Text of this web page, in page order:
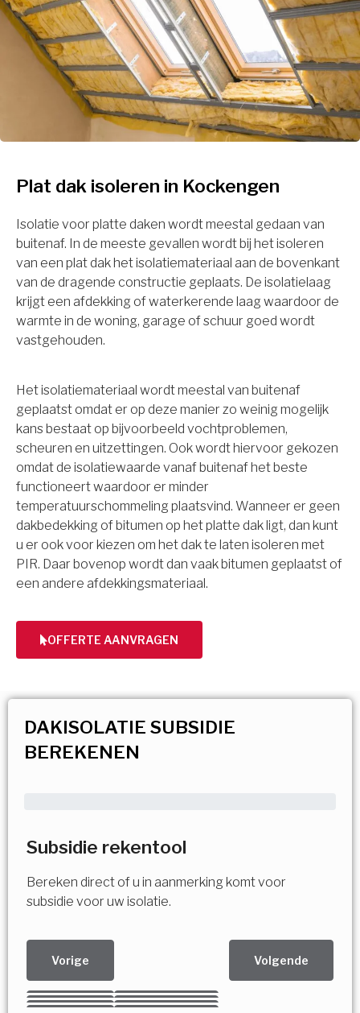
Plat dak isoleren in Kockengen
Isolatie voor platte daken wordt meestal gedaan van
buitenaf. In de meeste gevallen wordt bij het isoleren
van een plat dak het isolatiemateriaal aan de bovenkant
van de dragende constructie geplaats. De isolatielaag
krijgt een afdekking of waterkerende laag waardoor de
warmte in de woning, garage of schuur goed wordt
vastgehouden.
Het isolatiemateriaal wordt meestal van buitenaf
geplaatst omdat er op deze manier zo weinig mogelijk
kans bestaat op bijvoorbeeld vochtproblemen,
scheuren en uitzettingen. Ook wordt hiervoor gekozen
omdat de isolatiewaarde vanaf buitenaf het beste
functioneert waardoor er minder
temperatuurschommeling plaatsvind. Wanneer er geen
dakbedekking of bitumen op het platte dak ligt, dan kunt
u er ook voor kiezen om het dak te laten isoleren met
PIR. Daar bovenop wordt dan vaak bitumen geplaatst of
een andere afdekkingsmateriaal.
OFFERTE AANVRAGEN
DAKISOLATIE SUBSIDIE
BEREKENEN
Subsidie rekentool
Bereken direct of u in aanmerking komt voor
subsidie voor uw isolatie.
Vorige Volgende
Kies uw Isolatiemaatregel